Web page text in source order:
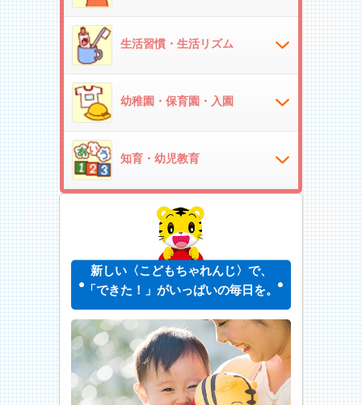
生活習慣・生活リズム
幼稚園・保育園・入園
知育・幼児教育
新しい〈こどもちゃれんじ〉で、
「できた！」がいっぱいの毎日を。